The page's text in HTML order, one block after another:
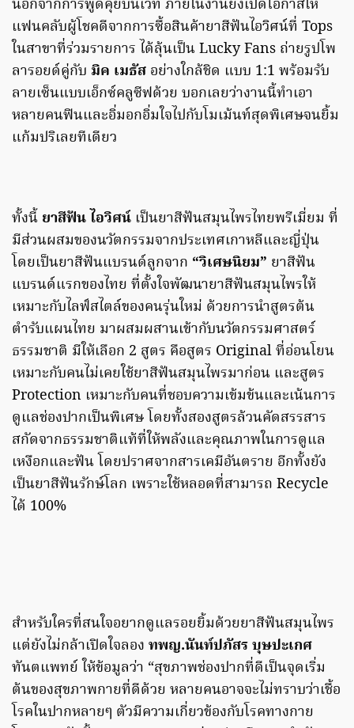
นอกจากการพูดคุยบนเวที ภายในงานยังเปิดโอกาสให้
แฟนคลับผู้โชคดีจากการซื้อสินค้ายาสีฟันไอวิศน์ที่ Tops
ในสาขาที่ร่วมรายการ ได้ลุ้นเป็น Lucky Fans ถ่ายรูปโพ
ลารอยด์คู่กับ มิค เมธัส อย่างใกล้ชิด แบบ 1:1 พร้อมรับ
ลายเซ็นแบบเอ็กซ์คลูซีฟด้วย บอกเลยว่างานนี้ทำเอา
หลายคนฟินและอิ่มอกอิ่มใจไปกับโมเม้นท์สุดพิเศษจนยิ้ม
แก้มปริเลยทีเดียว
ทั้งนี้ ยาสีฟัน ไอวิศน์ เป็นยาสีฟันสมุนไพรไทยพรีเมี่ยม ที่
มีส่วนผสมของนวัตกรรมจากประเทศเกาหลีและญี่ปุ่น
โดยเป็นยาสีฟันแบรนด์ลูกจาก “วิเศษนิยม” ยาสีฟัน
แบรนด์แรกของไทย ที่ตั้งใจพัฒนายาสีฟันสมุนไพรให้
เหมาะกับไลฟ์สไตล์ของคนรุ่นใหม่ ด้วยการนำสูตรต้น
ตำรับแผนไทย มาผสมผสานเข้ากับนวัตกรรมศาสตร์
ธรรมชาติ มีให้เลือก 2 สูตร คือสูตร Original ที่อ่อนโยน
เหมาะกับคนไม่เคยใช้ยาสีฟันสมุนไพรมาก่อน และสูตร
Protection เหมาะกับคนที่ชอบความเข้มข้นและเน้นการ
ดูแลช่องปากเป็นพิเศษ โดยทั้งสองสูตรล้วนคัดสรรสาร
สกัดจากธรรมชาติแท้ที่ให้พลังและคุณภาพในการดูแล
เหงือกและฟัน โดยปราศจากสารเคมีอันตราย อีกทั้งยัง
เป็นยาสีฟันรักษ์โลก เพราะใช้หลอดที่สามารถ Recycle
ได้ 100%
สำหรับใครที่สนใจอยากดูแลรอยยิ้มด้วยยาสีฟันสมุนไพร
แต่ยังไม่กล้าเปิดใจลอง ทพญ.นันท์ปภัสร บุษปะเกศ
ทันตแพทย์ ให้ข้อมูลว่า “สุขภาพช่องปากที่ดีเป็นจุดเริ่ม
ต้นของสุขภาพกายที่ดีด้วย หลายคนอาจจะไม่ทราบว่าเชื้อ
โรคในปากหลายๆ ตัวมีความเกี่ยวข้องกับโรคทางกาย